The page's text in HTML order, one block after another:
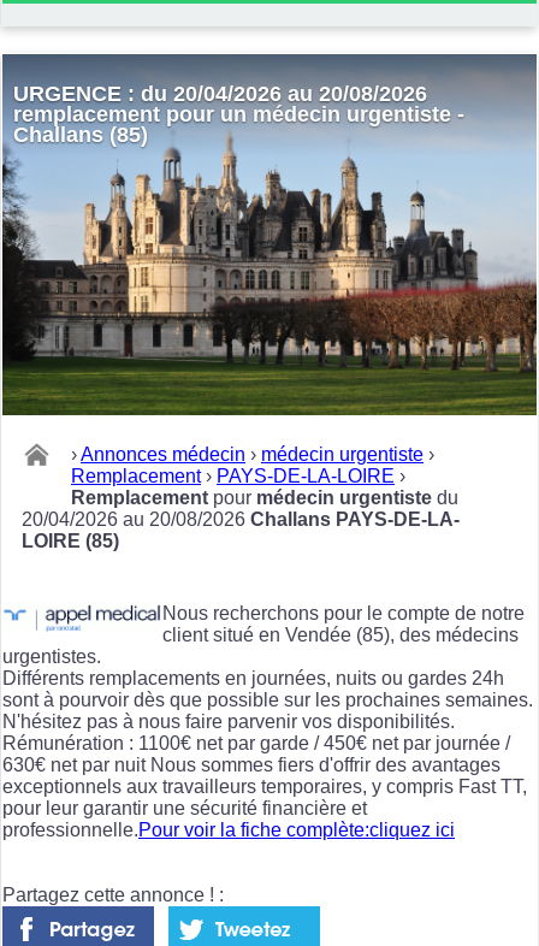
URGENCE : du 20/04/2026 au 20/08/2026
remplacement pour un médecin urgentiste -
Challans (85)
›Annonces médecin › médecin urgentiste ›
Remplacement › PAYS-DE-LA-LOIRE ›
Remplacement pour médecin urgentiste du
20/04/2026 au 20/08/2026 Challans PAYS-DE-LA-
LOIRE (85)
Nous recherchons pour le compte de notre
client situé en Vendée (85), des médecins
urgentistes.
Différents remplacements en journées, nuits ou gardes 24h
sont à pourvoir dès que possible sur les prochaines semaines.
N'hésitez pas à nous faire parvenir vos disponibilités.
Rémunération : 1100€ net par garde / 450€ net par journée /
630€ net par nuit Nous sommes fiers d'offrir des avantages
exceptionnels aux travailleurs temporaires, y compris Fast TT,
pour leur garantir une sécurité financière et
professionnelle.Pour voir la fiche complète:cliquez ici
Partagez cette annonce ! :